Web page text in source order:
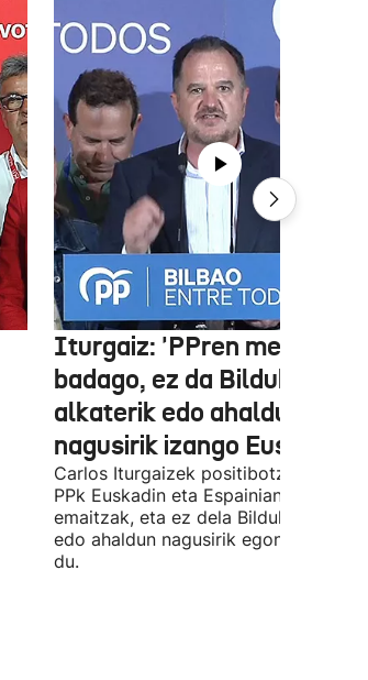
Iturgaiz: 'PPren menpe
badago, ez da Bilduko
alkaterik edo ahaldun
nagusirik izango Euskadin'
Carlos Iturgaizek positibotzat jo ditu
PPk Euskadin eta Espainian lortutako
emaitzak, eta ez dela Bilduko
edo ahaldun nagusirik egongo
du.